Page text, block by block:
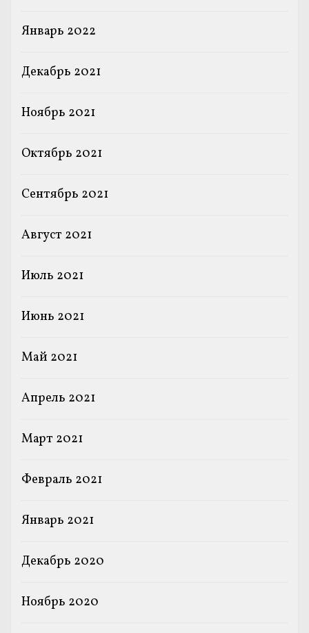
Январь 2022
Декабрь 2021
Ноябрь 2021
Октябрь 2021
Сентябрь 2021
Август 2021
Июль 2021
Июнь 2021
Май 2021
Апрель 2021
Март 2021
Февраль 2021
Январь 2021
Декабрь 2020
Ноябрь 2020